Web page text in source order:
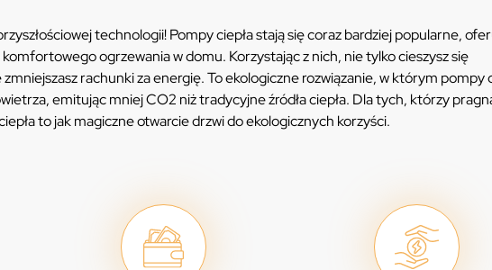
technologii! Pompy ciepła stają się coraz bardziej popularne,
ogrzewania w domu. Korzystając z nich, nie tylko cieszysz się
rachunki za energię. To ekologiczne rozwiązanie, w którym pompy
emitując mniej CO2 niż tradycyjne źródła ciepła. Dla tych, którzy
to jak magiczne otwarcie drzwi do ekologicznych korzyści.